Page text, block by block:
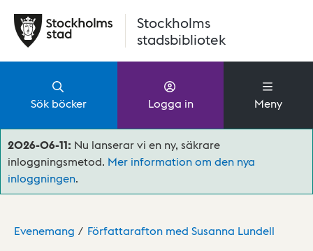
Stockholms
stadsbibliotek
Sök böcker Logga in Meny
2026-06-11: Nu lanserar vi en ny, säkrare
inloggningsmetod. Mer information om den nya
inloggningen.
Evenemang Författarafton med Susanna Lundell